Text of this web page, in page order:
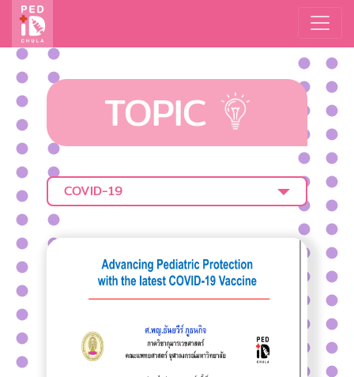
TOPIC
COVID-19